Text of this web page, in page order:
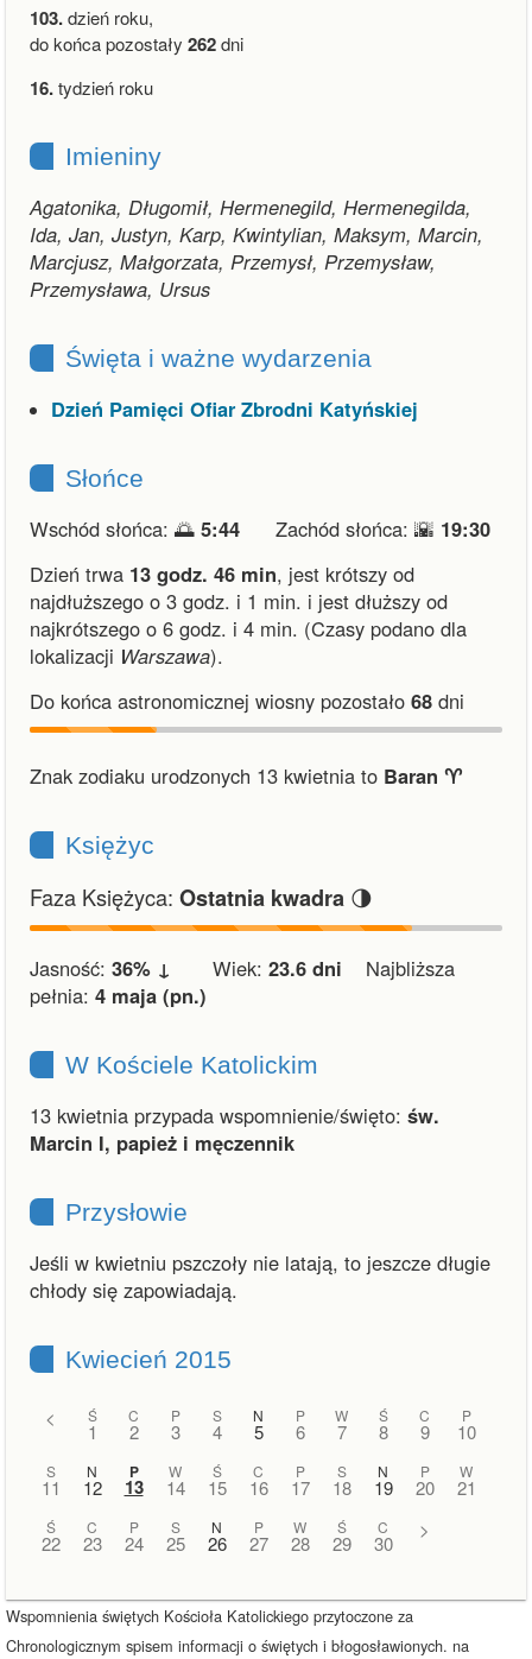
103.dzień roku,
do końca pozostały 262dni
16.tydzień roku
Imieniny
Agatonika, Długomił, Hermenegild, Hermenegilda,
Ida, Jan, Justyn, Karp, Kwintylian, Maksym, Marcin,
Marcjusz, Małgorzata, Przemysł, Przemysław,
Przemysława, Ursus
Święta i ważne wydarzenia
Dzień Pamięci Ofiar Zbrodni Katyńskiej
Słońce
Wschód słońca: 🌅 5:44 Zachód słońca: 🌇 19:30
Dzień trwa 13 godz. 46 min, jest krótszy od
najdłuższego o 3 godz. i 1 min. i jest dłuższy od
najkrótszego o 6 godz. i 4 min. (Czasy podano dla
lokalizacji Warszawa).
Do końca astronomicznej wiosny pozostało 68 dni
Znak zodiaku urodzonych 13 kwietnia to Baran ♈︎
Księżyc
Faza Księżyca: Ostatnia kwadra 🌗
Jasność: 36% ↓ Wiek: 23.6 dni Najbliższa
pełnia: 4 maja (pn.)
W Kościele Katolickim
13 kwietnia przypada wspomnienie/święto: św.
Marcin I, papież i męczennik
Przysłowie
Jeśli w kwietniu pszczoły nie latają, to jeszcze długie
chłody się zapowiadają.
Kwiecień 2015
< Ś
1
C
2
P
3
S
4
N
5
P
6
W
7
Ś
8
C
9
P
10
S
11
N
12
P
13
W
14
Ś
15
C
16
P
17
S
18
N
19
P
20
W
21
Ś
22
C
23
P
24
S
25
N
26
P
27
W
28
Ś
29
C
30
>
Wspomnienia świętych Kościoła Katolickiego przytoczone za
Chronologicznym spisem informacji o świętych i błogosławionych. na